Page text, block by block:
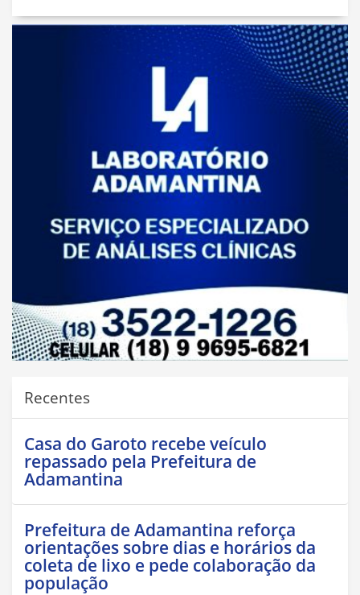
Recentes
Casa do Garoto recebe veículo
repassado pela Prefeitura de
Adamantina
Prefeitura de Adamantina reforça
orientações sobre dias e horários da
coleta de lixo e pede colaboração da
população